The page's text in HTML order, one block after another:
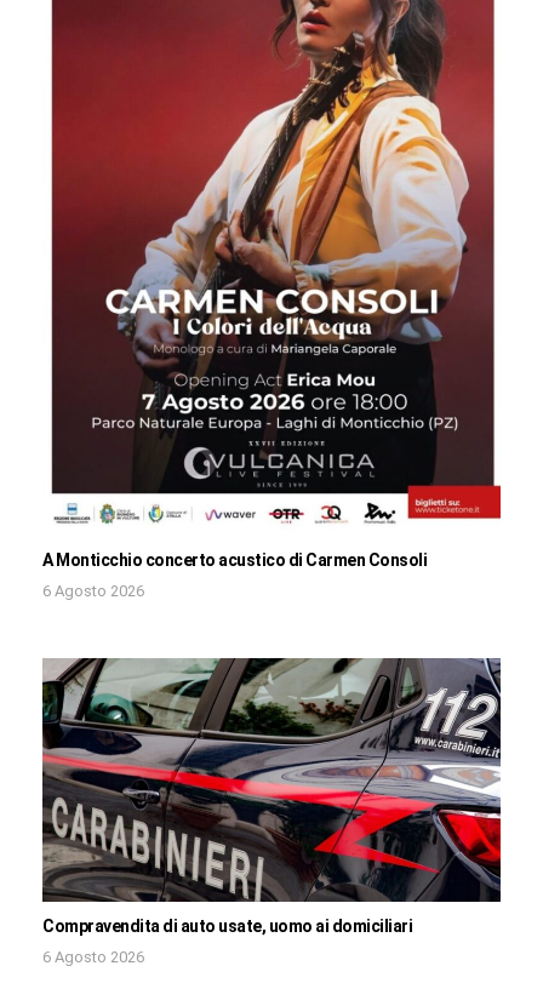
A Monticchio concerto acustico di Carmen Consoli
6 Agosto 2026
Compravendita di auto usate, uomo ai domiciliari
6 Agosto 2026